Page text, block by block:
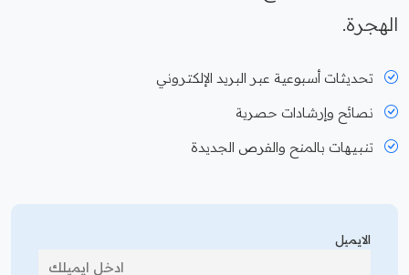
الهجرة.
تحديثات أسبوعية عبر البريد الإلكتروني
نصائح وإرشادات حصرية
تنبيهات بالمنح والفرص الجديدة
الايميل